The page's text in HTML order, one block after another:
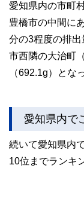
愛知県内の市町
豊橋市の中間に
分の3程度の排
市西隣の大治町
（692.1g）とな
愛知県内で
続いて愛知県内
10位までランキ